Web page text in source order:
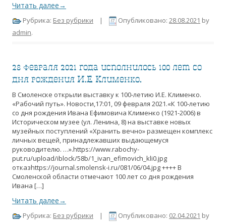
Читать далее→
Рубрика: Без рубрики | Опубликовано: 28.08.2021 by
admin.
28 февраля 2021 года исполнилось 100 лет со
дня рождения И.Е. Клименко.
В Смоленске открыли выставку к 100-летию И.Е. Клименко.
«Рабочий путь». Новости,17:01, 09 февраля 2021.«К 100-летию
со дня рождения Ивана Ефимовича Клименко (1921-2006) в
Историческом музее (ул. Ленина, 8) на выставке новых
музейных поступлений «Хранить вечно» размещен комплекс
личных вещей, принадлежавших выдающемуся
руководителю. …».https://www.rabochy-
put.ru/upload/iblock/58b/1_ivan_efimovich_kli0.jpg
отказhttps://journal.smolensk-i.ru/081/06/04.jpg ++++ В
Смоленской области отмечают 100 лет со дня рождения
Ивана […]
Читать далее→
Рубрика: Без рубрики | Опубликовано: 02.04.2021 by